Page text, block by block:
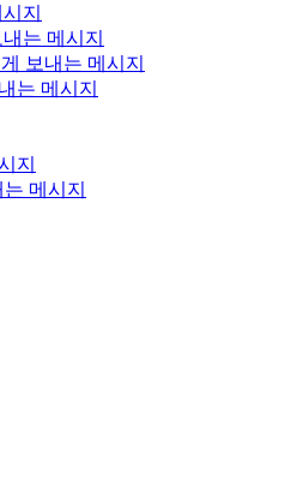
지
는 메시지
보내는 메시지
는 메시지
지
메시지